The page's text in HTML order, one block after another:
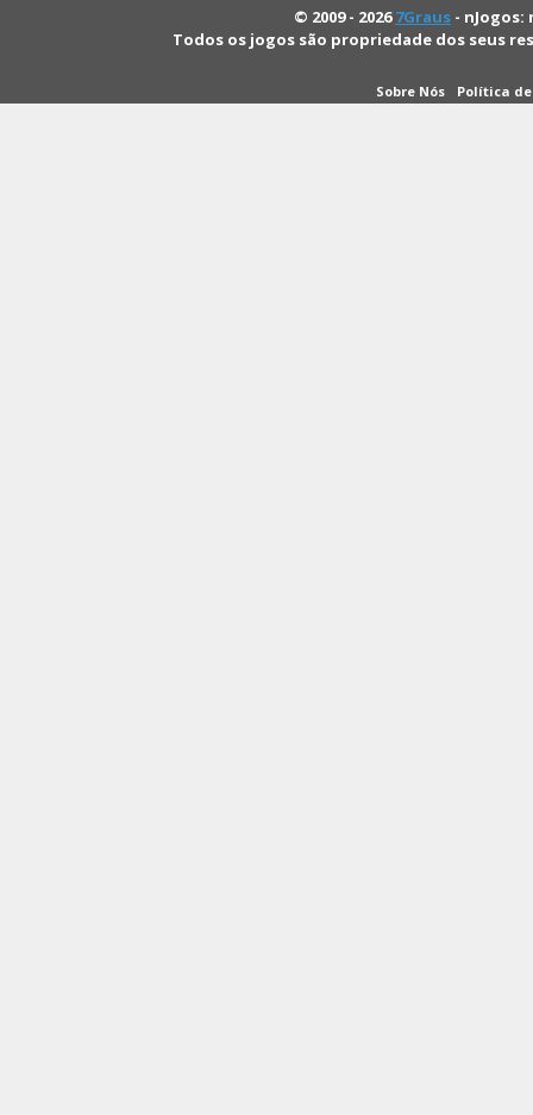
© 2009 - 20267Graus -
Todos os jogos são propriedade dos seus
Sobre Nós Política